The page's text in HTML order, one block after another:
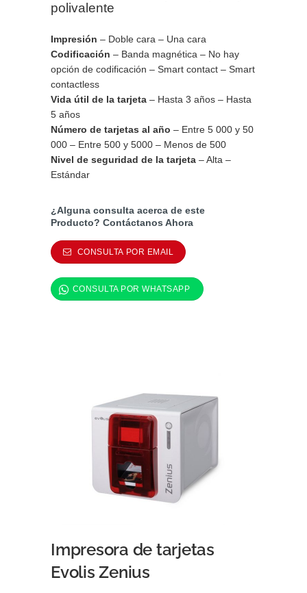
polivalente
Impresión – Doble cara – Una cara
Codificación – Banda magnética – No hay
opción de codificación – Smart contact – Smart
contactless
Vida útil de la tarjeta – Hasta 3 años – Hasta
5 años
Número de tarjetas al año – Entre 5 000 y 50
000 – Entre 500 y 5000 – Menos de 500
Nivel de seguridad de la tarjeta – Alta –
Estándar
¿Alguna consulta acerca de este
Producto? Contáctanos Ahora
Impresora de tarjetas
Evolis Zenius